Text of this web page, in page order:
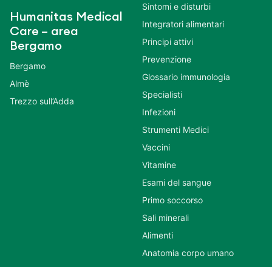
Humanitas Medical
Care – area
Bergamo
Bergamo
Almè
Trezzo sull’Adda
Sintomi e disturbi
Integratori alimentari
Principi attivi
Prevenzione
Glossario immunologia
Specialisti
Infezioni
Strumenti Medici
Vaccini
Vitamine
Esami del sangue
Primo soccorso
Sali minerali
Alimenti
Anatomia corpo umano